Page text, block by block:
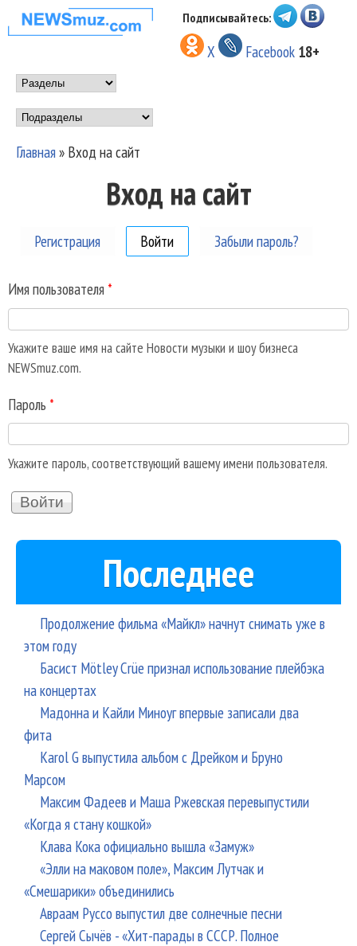
Перейти к основному
содержанию
НОВОСТИ
МУЗЫКИ И
ШОУ БИЗНЕСА
NEWSMUZ.COM
Подписывайтесь:
X Facebook 18+
Main menu
Подразделы
Вы здесь
Главная» Вход на сайт
Вход на сайт
Регистрация Войти (активная вкладка)
Забыли пароль?
Имя пользователя *
Укажите ваше имя на сайте Новости музыки и шоу бизнеса
NEWSmuz.com.
Пароль *
Укажите пароль, соответствующий вашему имени пользователя.
Последнее
Продолжение фильма «Майкл» начнут снимать уже в
этом году
Басист Mötley Crüe признал использование плейбэка
на концертах
Мадонна и Кайли Миноуг впервые записали два
фита
Karol G выпустила альбом с Дрейком и Бруно
Марсом
Максим Фадеев и Маша Ржевская перевыпустили
«Когда я стану кошкой»
Клава Кока официально вышла «Замуж»
«Элли на маковом поле», Максим Лутчак и
«Смешарики» объединились
Авраам Руссо выпустил две солнечные песни
Сергей Сычёв - «Хит-парады в СССР. Полное